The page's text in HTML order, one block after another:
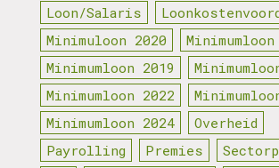
Loon/Salaris
Minimuloon 2020
Minimumloon
Minimumloon 2019
Minimumloon 2022
Minimumloon 2024
Overheid
Payrolling
Premies